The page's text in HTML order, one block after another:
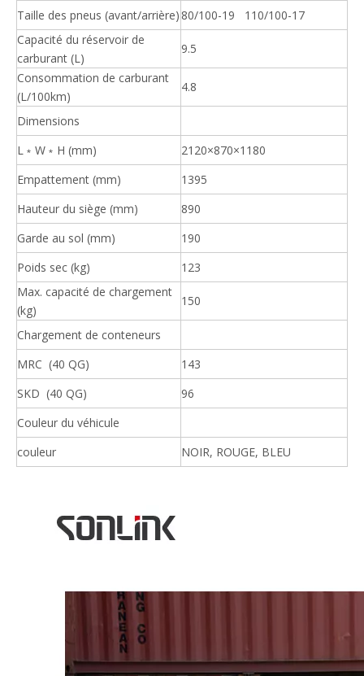
Taille des pneus (avant/arrière) 80/100-19 110/100-17
Capacité du réservoir de
carburant (L)
9.5
Consommation de carburant
(L/100km)
4.8
Dimensions
L﹡W﹡H (mm)
2120×870×1180
Empattement (mm)
1395
Hauteur du siège (mm)
890
Garde au sol (mm)
190
Poids sec (kg)
123
Max. capacité de chargement
(kg)
150
Chargement de conteneurs
MRC (40 QG)
143
SKD (40 QG)
96
Couleur du véhicule
couleur
NOIR, ROUGE, BLEU